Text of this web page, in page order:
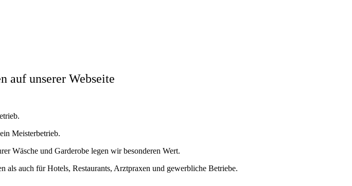
auf unserer Webseite
Meisterbetrieb.
Wäsche und Garderobe legen wir besonderen Wert.
als auch für Hotels, Restaurants, Arztpraxen und gewerbliche Betriebe.